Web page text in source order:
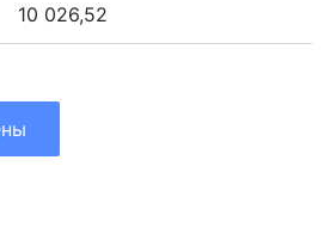
10 026,52